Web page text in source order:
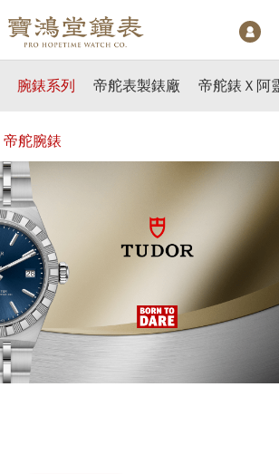
帝舵腕錶
腕錶系列 帝舵表製錶廠 帝舵錶Ｘ阿